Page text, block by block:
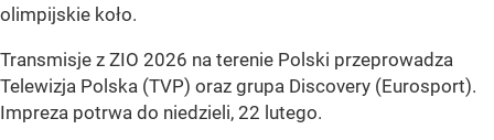
olimpijskie koło.
Transmisje z ZIO 2026 na terenie Polski przeprowadza
Telewizja Polska (TVP) oraz grupa Discovery (Eurosport).
Impreza potrwa do niedzieli, 22 lutego.